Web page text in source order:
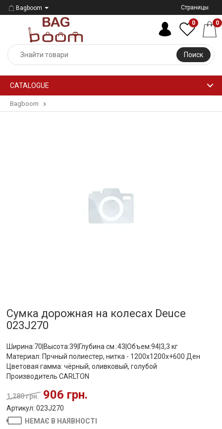
Bagboom Страницы
Поиск
0 0
CATALOGUE
Bagboom
Сумка дорожная на колесах Deuce
023J270
Ширина:70|Высота:39|Глубина см.:43|Объем:94|3,3 кг
Материал: Прчный полиестер, нитка - 1200х1200х+600 Ден
Цветовая гамма: чёрный, оливковый, голубой
Производитель CARLTON
1,280 грн. 906 грн.
Артикул: 023J270
НЕМАЄ В НАЯВНОСТІ